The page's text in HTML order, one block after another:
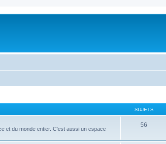
SUJETS
et du monde entier. C'est aussi un espace
56